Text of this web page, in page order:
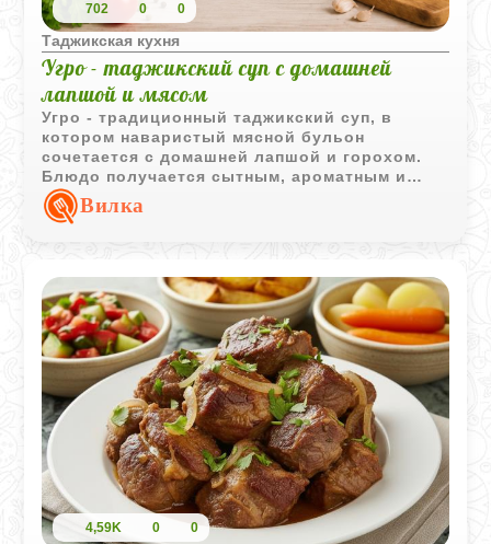
702 0 0
Таджикская кухня
Угро - таджикский суп с домашней
лапшой и мясом
Угро - традиционный таджикский суп, в
котором наваристый мясной бульон
сочетается с домашней лапшой и горохом.
Блюдо получается сытным, ароматным и
отлично подходит для семейного обеда.
Вилка
4,59K 0 0